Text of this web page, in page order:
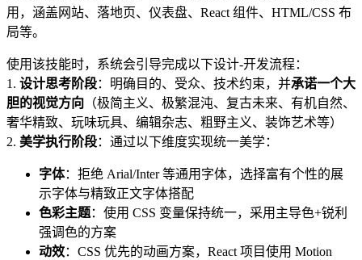
用，涵盖网站、落地页、仪表盘、React 组件、HTML/CSS 布
局等。
使用该技能时，系统会引导完成以下设计-开发流程：
1. 设计思考阶段：明确目的、受众、技术约束，并承诺一个大
胆的视觉方向 （极简主义、极繁混沌、复古未来、有机自然、
奢华精致、玩味玩具、编辑杂志、粗野主义、装饰艺术等）
2. 美学执行阶段：通过以下维度实现统一美学：
字体：拒绝 Arial/Inter 等通用字体，选择富有个性的展
示字体与精致正文字体搭配
色彩主题：使用 CSS 变量保持统一，采用主导色+锐利
强调色的方案
动效：CSS 优先的动画方案，React 项目使用 Motion